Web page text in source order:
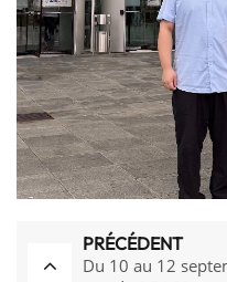
PRÉCÉDENT
Du 10 au 12